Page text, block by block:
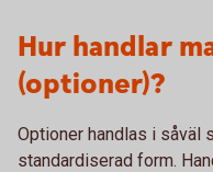
Hur handlar
(optioner)?
Optioner handlas i såväl
standardiserad form.